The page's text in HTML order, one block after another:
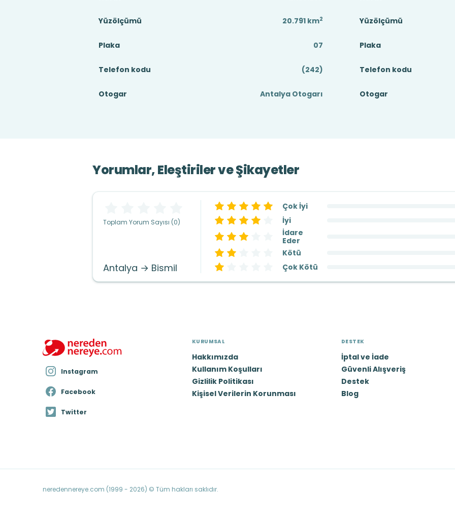
Yüzölçümü 20.791 km2
Plaka 07
Telefon kodu (242)
Otogar Antalya Otogarı
Yüzölçümü
Plaka
Telefon kodu
Otogar
Yorumlar, Eleştiriler ve Şikayetler
Toplam Yorum Sayısı (0)
Antalya → Bismil
Çok İyi
İyi
İdare
Eder
Kötü
Çok Kötü
Instagram
Facebook
Twitter
KURUMSAL
Hakkımızda
Kullanım Koşulları
Gizlilik Politikası
Kişisel Verilerin Korunması
DESTEK
İptal ve İade
Güvenli Alışveriş
Destek
Blog
neredennereye.com (1999 - 2026) © Tüm hakları saklıdır.